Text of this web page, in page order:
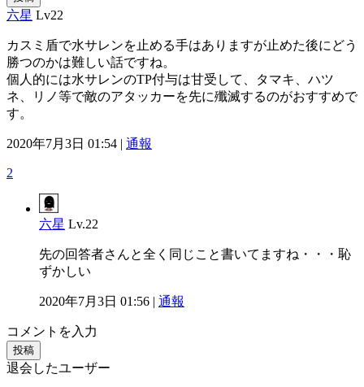
六星 Lv22
カスミ盾で水サレンを止める手はありますが止めた後にどう
勝つのかは難しい話ですね。
個人的には水サレンのTP付与は甘受して、タマキ、ハツ
ネ、リノ等で敵のアタッカーを先に殲滅するのがおすすめで
す。
2020年7月3日 01:54 | 通報
2
六星 Lv.22
先の回答者さんと全く同じこと書いてますね・・・恥
ずかしい
2020年7月3日 01:56 | 通報
コメントを入力
投稿
退会したユーザー